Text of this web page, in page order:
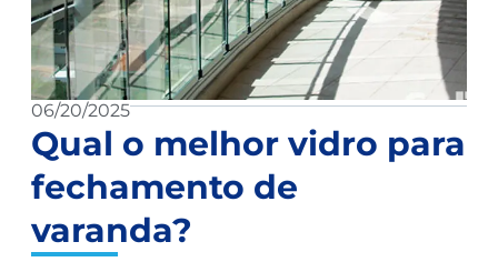
06/20/2025
Qual o melhor vidro para
fechamento de
varanda?